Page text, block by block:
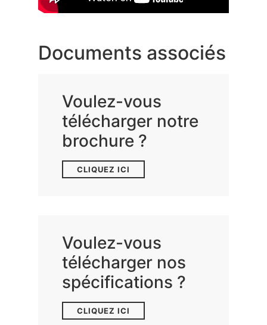
Documents associés
Voulez-vous
télécharger notre
brochure ?
CLIQUEZ ICI
Voulez-vous
télécharger nos
spécifications ?
CLIQUEZ ICI